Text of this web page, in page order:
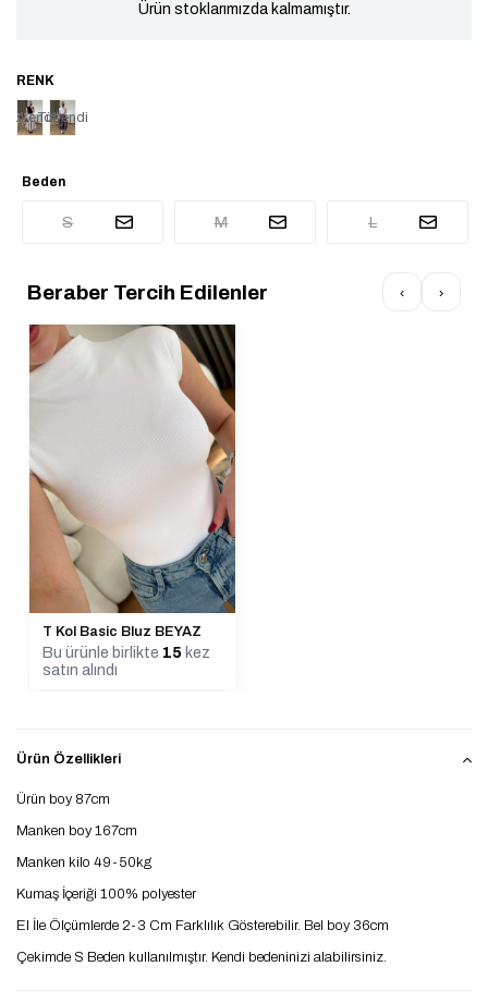
Ürün stoklarımızda kalmamıştır.
TükendiTükendi
Beden
S M L
Beraber Tercih Edilenler ‹ ›
T Kol Basic Bluz BEYAZ
Bu ürünle birlikte 15 kez
satın alındı
Ürün Özellikleri
Ürün boy 87cm
Manken boy 167cm
Manken kilo 49-50kg
Kumaş İçeriği 100% polyester
El İle Ölçümlerde 2-3 Cm Farklılık Gösterebilir. Bel boy 36cm
Çekimde S Beden kullanılmıştır. Kendi bedeninizi alabilirsiniz.